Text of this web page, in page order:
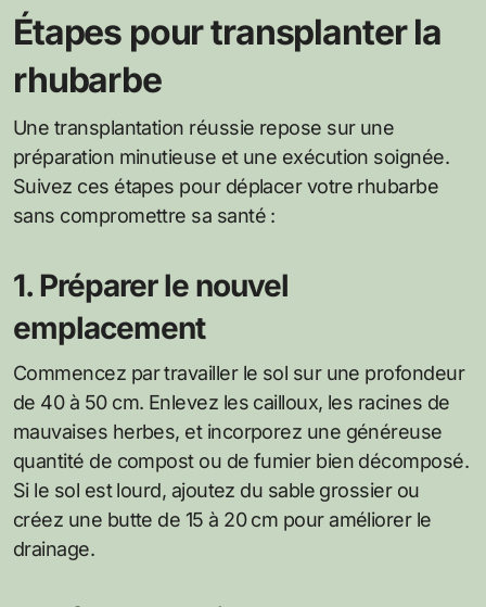
Étapes pour transplanter la
rhubarbe
Une transplantation réussie repose sur une
préparation minutieuse et une exécution soignée.
Suivez ces étapes pour déplacer votre rhubarbe
sans compromettre sa santé :
1. Préparer le nouvel
emplacement
Commencez par travailler le sol sur une profondeur
de 40 à 50 cm. Enlevez les cailloux, les racines de
mauvaises herbes, et incorporez une généreuse
quantité de compost ou de fumier bien décomposé.
Si le sol est lourd, ajoutez du sable grossier ou
créez une butte de 15 à 20 cm pour améliorer le
drainage.